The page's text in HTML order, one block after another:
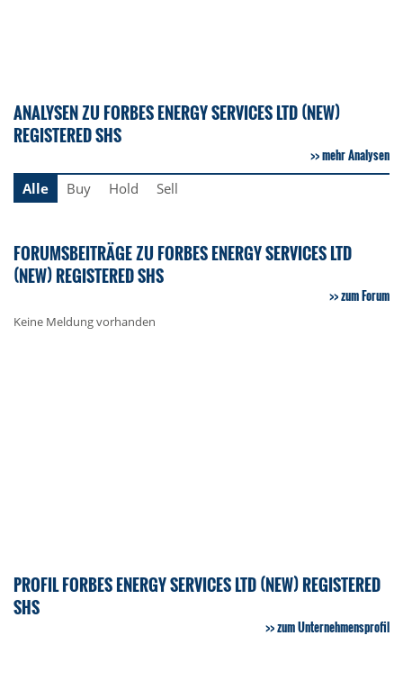
ANALYSEN ZU FORBES ENERGY SERVICES LTD (NEW)
REGISTERED SHS
mehr Analysen
Alle
Buy Hold Sell
FORUMSBEITRÄGE ZU FORBES ENERGY SERVICES LTD
(NEW) REGISTERED SHS
zum Forum
Keine Meldung vorhanden
PROFIL FORBES ENERGY SERVICES LTD (NEW) REGISTERED
SHS
zum Unternehmensprofil